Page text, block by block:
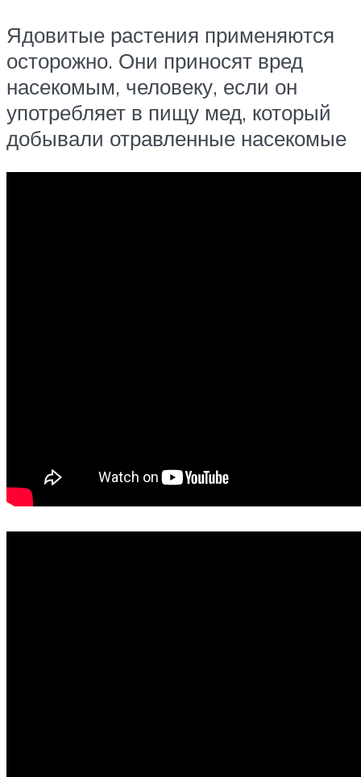
Ядовитые растения применяются
осторожно. Они приносят вред
насекомым, человеку, если он
употребляет в пищу мед, который
добывали отравленные насекомые